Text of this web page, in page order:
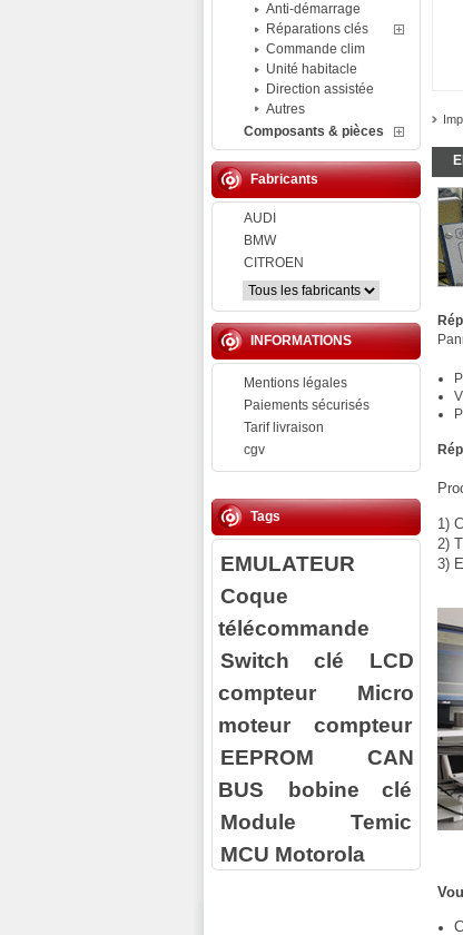
Anti-démarrage
Réparations clés
Commande clim
Unité habitacle
Direction assistée
Autres
Composants & pièces
Fabricants
AUDI
BMW
CITROEN
INFORMATIONS
Mentions légales
Paiements sécurisés
Tarif livraison
cgv
Tags
EMULATEUR
Coque
télécommande
Switch clé
LCD
compteur
Micro
moteur compteur
EEPROM
CAN
BUS
bobine clé
Module Temic
MCU Motorola
1)
2)
3)